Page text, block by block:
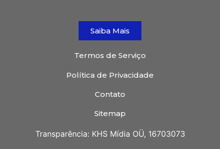
Saiba Mais
Termos de Serviço
Política de Privacidade
Contato
Sitemap
Transparência: KHS Mídia OÜ, 16703073